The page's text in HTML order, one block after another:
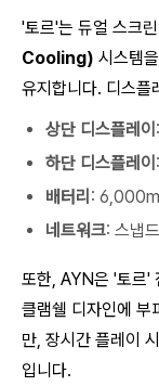
'토르'는 듀얼 스크
Cooling) 시스템
유지합니다. 디스플
상단 디스플레이
하단 디스플레이
배터리 :
네트워크: 스냅
또한, AYN은 '토르'
클램쉘 디자인에 부
만, 장시간 플레이
입니다.